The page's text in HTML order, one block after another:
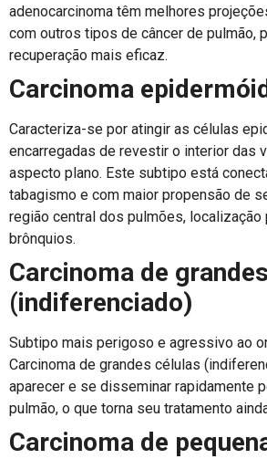
adenocarcinoma têm melhores
com outros tipos de câncer de pulmão,
recuperação mais eficaz.
Carcinoma
Caracteriza-se por atingir as células
encarregadas de revestir o interior das
aspecto plano. Este subtipo está
tabagismo e com maior propensão de
região central dos pulmões, localização
brônquios.
Carcinoma de
(indiferenciado)
Subtipo mais perigoso e agressivo ao
Carcinoma de grandes células
aparecer e se disseminar rapidamente
pulmão, o que torna seu tratamento
Carcinoma de